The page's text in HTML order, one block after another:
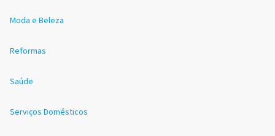
Moda e Beleza
Reformas
Saúde
Serviços Domésticos